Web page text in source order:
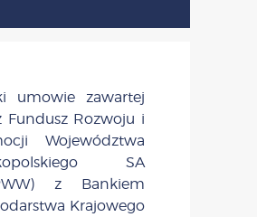
umowie zawartej
Fundusz Rozwoju i
Województwa
SA
z Bankiem
Krajowego